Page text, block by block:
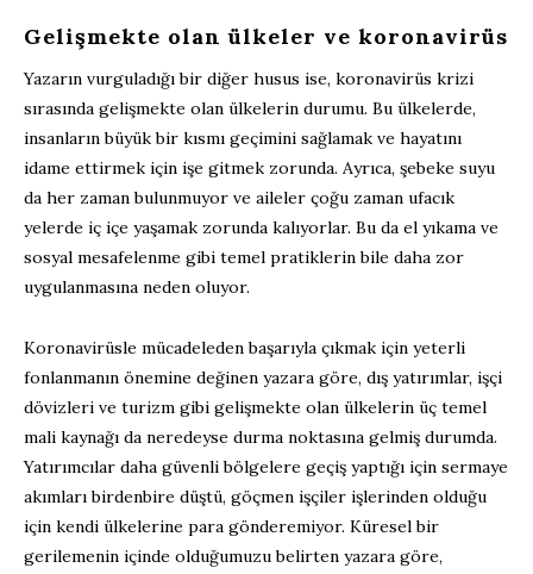
Gelişmekte olan ülkeler ve koronavirüs
Yazarın vurguladığı bir diğer husus ise, koronavirüs krizi
sırasında gelişmekte olan ülkelerin durumu. Bu ülkelerde,
insanların büyük bir kısmı geçimini sağlamak ve hayatını
idame ettirmek için işe gitmek zorunda. Ayrıca, şebeke suyu
da her zaman bulunmuyor ve aileler çoğu zaman ufacık
yelerde iç içe yaşamak zorunda kalıyorlar. Bu da el yıkama ve
sosyal mesafelenme gibi temel pratiklerin bile daha zor
uygulanmasına neden oluyor.
Koronavirüsle mücadeleden başarıyla çıkmak için yeterli
fonlanmanın önemine değinen yazara göre, dış yatırımlar, işçi
dövizleri ve turizm gibi gelişmekte olan ülkelerin üç temel
mali kaynağı da neredeyse durma noktasına gelmiş durumda.
Yatırımcılar daha güvenli bölgelere geçiş yaptığı için sermaye
akımları birdenbire düştü, göçmen işçiler işlerinden olduğu
için kendi ülkelerine para gönderemiyor. Küresel bir
gerilemenin içinde olduğumuzu belirten yazara göre,